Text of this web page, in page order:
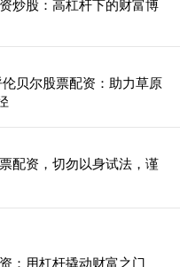
炒股：高杠杆下的财富博
贝尔股票配资：助力草原
配资，切勿以身试法，谨
：用杠杆撬动财富之门